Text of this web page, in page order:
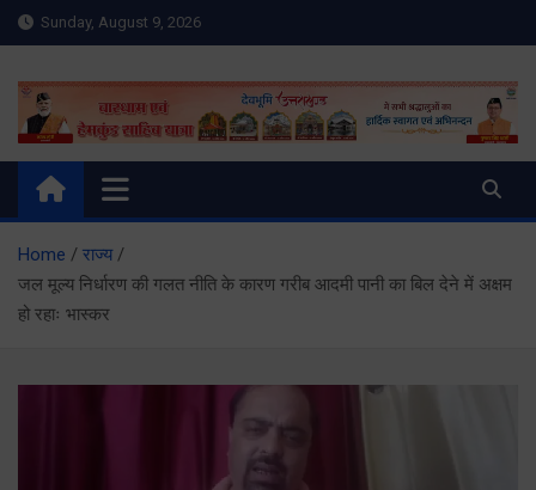
Skip
to
Sunday, August 9, 2026
Meru Raibar | Uttarakhand
News | Uttarkashi News
meruraibar.com
Home
राज्य
जल मूल्य निर्धारण की गलत नीति के कारण गरीब आदमी पानी का बिल देने में अक्षम
हो रहाः भास्कर